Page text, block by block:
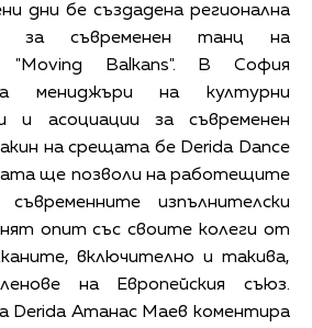
дни бе създадена регионална
за съвременен танц на
"Moving Balkans". В София
мениджъри на културни
и асоциации за съвременен
на срещата бе Derida Dance
ще позволи на работещите
изпълнителски
опит със своите колеги от
включително и такива,
на Европейския съюз.
Derida Атанас Маев коментира